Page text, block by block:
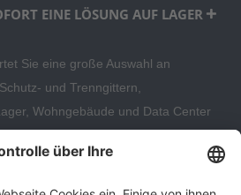
EINE LÖSUNG AUF LAGER
Sie eine große Auswahl an
und Trenngittern,
Wohngebäude und Data Center
und Zaunsysteme für die sichere